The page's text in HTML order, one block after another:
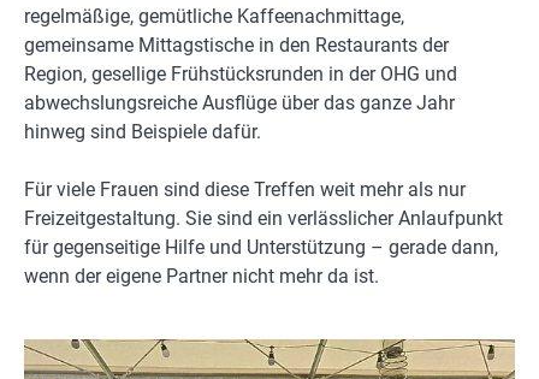
regelmäßige, gemütliche Kaffeenachmittage,
gemeinsame Mittagstische in den Restaurants der
Region, gesellige Frühstücksrunden in der OHG und
abwechslungsreiche Ausflüge über das ganze Jahr
hinweg sind Beispiele dafür.
Für viele Frauen sind diese Treffen weit mehr als nur
Freizeitgestaltung. Sie sind ein verlässlicher Anlaufpunkt
für gegenseitige Hilfe und Unterstützung – gerade dann,
wenn der eigene Partner nicht mehr da ist.